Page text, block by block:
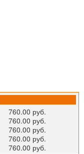
760.00 руб.
760.00 руб.
760.00 руб.
760.00 руб.
760.00 руб.